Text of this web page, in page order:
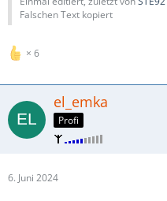
Falschen Text kopiert
6
el_emka
Profi
6. Juni 2024